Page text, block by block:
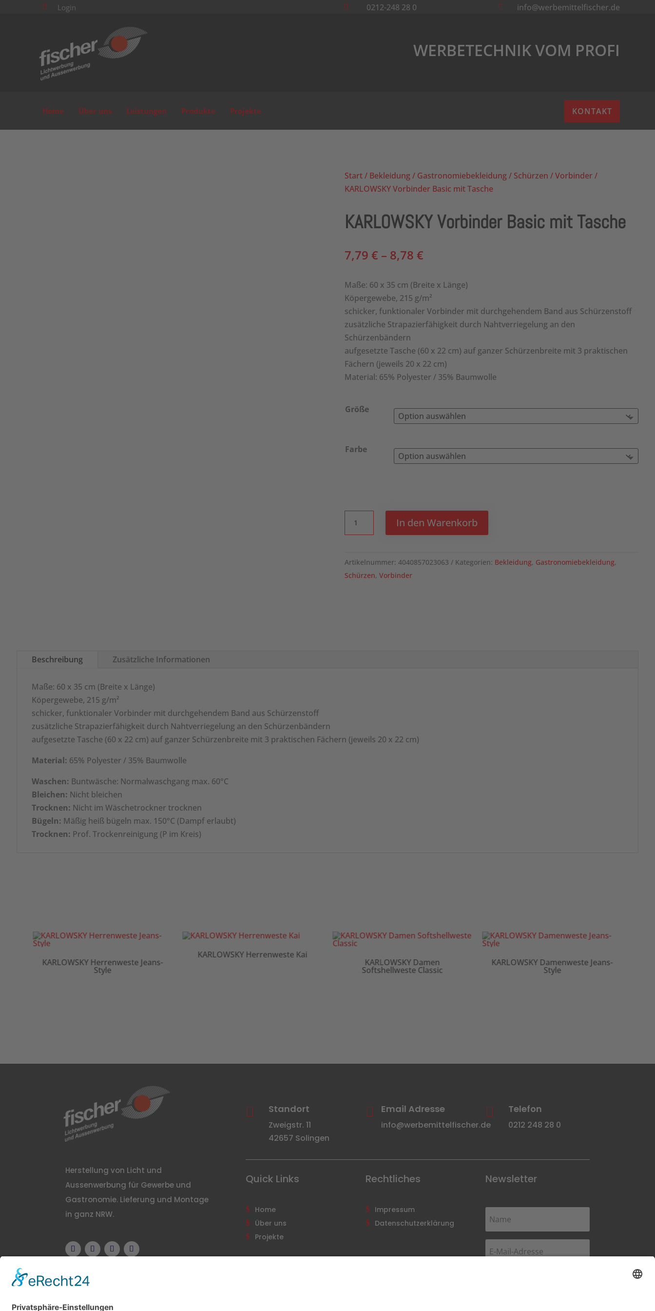
 Login  0212-248 28 0  info@werbemittelfischer.de
WERBETECHNIK VOM PROFI
Home Über uns Leistungen Produkte Projekte KONTAKT
Start/ Bekleidung/ Gastronomiebekleidung/ Schürzen /Vorbinder/
KARLOWSKY Vorbinder Basic mit Tasche
KARLOWSKY Vorbinder Basic mit Tasche
7,79€ – 8,78€
bis
8,78 €
Maße: 60 x 35 cm (Breite x Länge)
Köpergewebe, 215 g/m²
schicker, funktionaler Vorbinder mit durchgehendem Band aus Schürzenstoff
zusätzliche Strapazierfähigkeit durch Nahtverriegelung an den
Schürzenbändern
aufgesetzte Tasche (60 x 22 cm) auf ganzer Schürzenbreite mit 3 praktischen
Fächern (jeweils 20 x 22 cm)
Material: 65% Polyester / 35% Baumwolle
Größe
Farbe
In den Warenkorb
Artikelnummer:4040857023063 Kategorien: Bekleidung, Gastronomiebekleidung,
Schürzen,Vorbinder
Beschreibung Zusätzliche Informationen
Maße: 60 x 35 cm (Breite x Länge)
Köpergewebe, 215 g/m²
schicker, funktionaler Vorbinder mit durchgehendem Band aus Schürzenstoff
zusätzliche Strapazierfähigkeit durch Nahtverriegelung an den Schürzenbändern
aufgesetzte Tasche (60 x 22 cm) auf ganzer Schürzenbreite mit 3 praktischen Fächern (jeweils 20 x 22 cm)
Material: 65% Polyester / 35% Baumwolle
Waschen: Buntwäsche: Normalwaschgang max. 60°C
Bleichen: Nicht bleichen
Trocknen: Nicht im Wäschetrockner trocknen
Bügeln: Mäßig heiß bügeln max. 150°C (Dampf erlaubt)
Trocknen: Prof. Trockenreinigung (P im Kreis)
Herrenweste Jeans-
KARLOWSKY Herrenweste Kai
Softshellweste Classic
KARLOWSKY Damenweste Jeans-
Herstellung von Licht und
Aussenwerbung für Gewerbe und
Gastronomie. Lieferung und Montage
in ganz NRW.
 Standort
Zweigstr. 11
42657 Solingen
 Email Adresse
info@werbemittelfischer.de
 Telefon
0212 248 28 0
Quick Links
Home
Über uns
Projekte
Rechtliches
Impressum
Datenschutzerklärung
Newsletter